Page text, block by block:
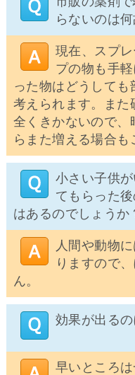
らないのは
現在、スプ
プの物も手
った物はどうしても
考えられます。また
全くきかないので、
らまた増える場合も
小さい子供
てもらった
はあるのでしょうか
人間や動物
りますので
ん。
効果が出る
早いところ